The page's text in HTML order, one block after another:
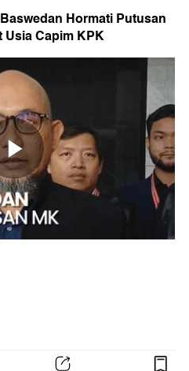
Hormati Putusan
Usia Capim KPK